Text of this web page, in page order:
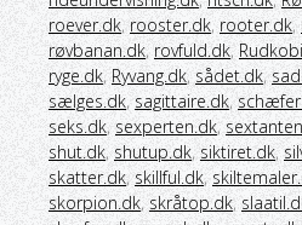
roever.dk, rooster.dk, rooter.dk,
røvbanan.dk, rovfuld.dk,
ryge.dk, Ryvang.dk, sådet.dk,
sælges.dk, sagittaire.dk,
seks.dk, sexperten.dk,
shut.dk, shutup.dk, siktiret.dk,
skatter.dk, skillful.dk,
skorpion.dk, skråtop.dk,